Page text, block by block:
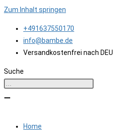
Zum Inhalt springen
+491637550170
info@bambe.de
Versandkostenfrei nach DEU
Suche
Home